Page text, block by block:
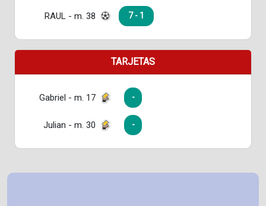
RAUL - m. 38 7 - 1
TARJETAS
Gabriel - m. 17 -
Julian - m. 30 -